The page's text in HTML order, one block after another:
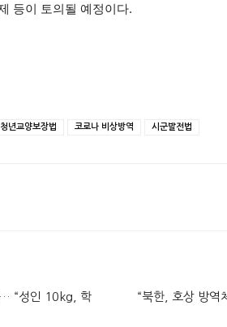
등이 토의될 예정이다.
청년교양보장법 코로나 비상방역 시군발전법
… “성인 10kg, 학
“북한, 호상 방역